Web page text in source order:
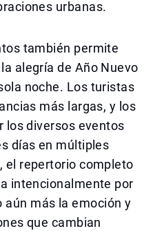
urbanas.
también permite
alegría de Año Nuevo
noche. Los turistas
más largas, y los
los diversos eventos
días en múltiples
el repertorio completo
intencionalmente por
más la emoción y
que cambian